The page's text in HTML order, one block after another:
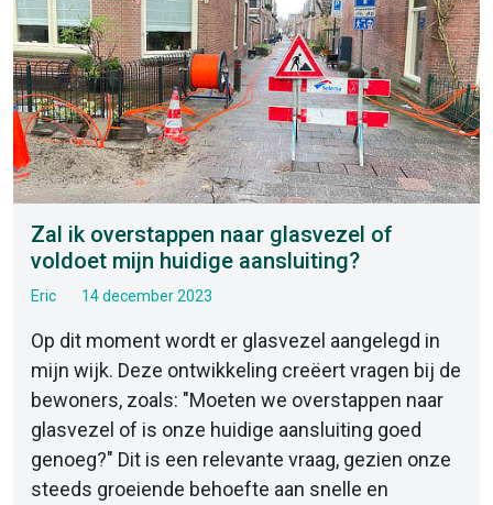
Zal ik overstappen naar glasvezel of
voldoet mijn huidige aansluiting?
Eric 14 december 2023
Op dit moment wordt er glasvezel aangelegd in
mijn wijk. Deze ontwikkeling creëert vragen bij de
bewoners, zoals: "Moeten we overstappen naar
glasvezel of is onze huidige aansluiting goed
genoeg?" Dit is een relevante vraag, gezien onze
steeds groeiende behoefte aan snelle en